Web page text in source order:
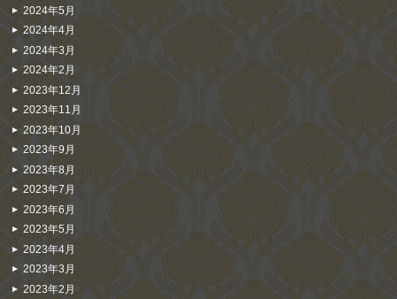
2024年5月
2024年4月
2024年3月
2024年2月
2023年12月
2023年11月
2023年10月
2023年9月
2023年8月
2023年7月
2023年6月
2023年5月
2023年4月
2023年3月
2023年2月